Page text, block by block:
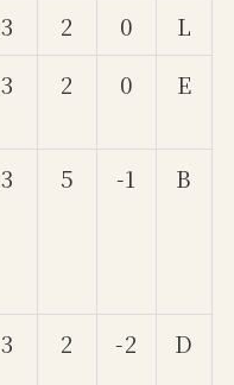
3 2 0
L
3 2 0 E
3 5 -1 B
3 2 -2 D